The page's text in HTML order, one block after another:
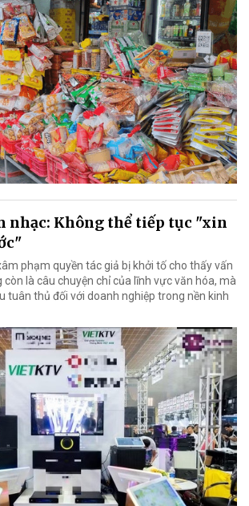
nhạc: Không thể tiếp tục "xin
phạm quyền tác giả bị khởi tố cho thấy vấn
còn là câu chuyện chỉ của lĩnh vực văn hóa, mà
tuân thủ đối với doanh nghiệp trong nền kinh